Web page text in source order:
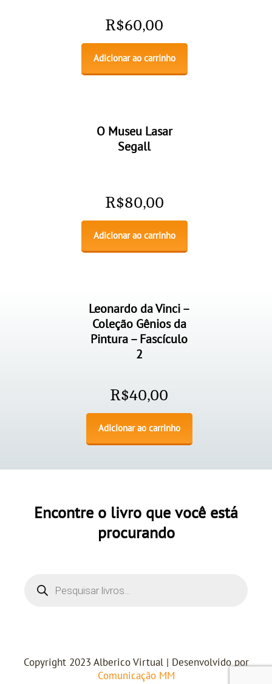
R$60,00
Adicionar ao carrinho
O Museu Lasar
Segall
R$80,00
Adicionar ao carrinho
Leonardo da Vinci –
Coleção Gênios da
Pintura – Fascículo
2
R$40,00
Adicionar ao carrinho
Encontre o livro que você está
procurando
Copyright 2023 Alberico Virtual | Desenvolvido por
Comunicação MM